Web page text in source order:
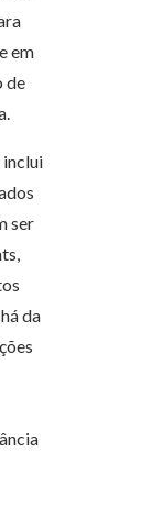
em
de
inclui
ser
da